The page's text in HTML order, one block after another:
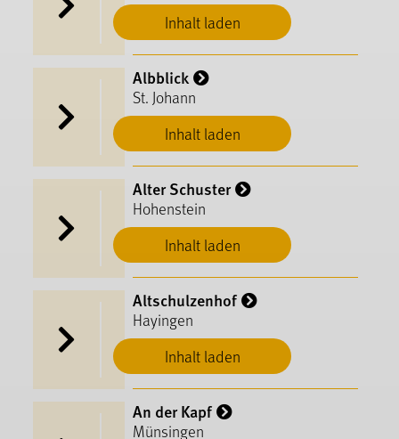
Inhalt laden
Inhalt laden
Albblick
St. Johann
Inhalt laden
Alter Schuster
Hohenstein
Inhalt laden
Altschulzenhof
Hayingen
An der Kapf
Münsingen